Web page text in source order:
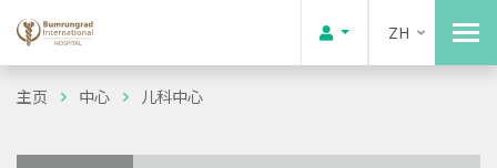
ZH
主页 中心 儿科中心